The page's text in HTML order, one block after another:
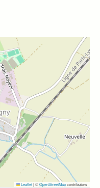
Leaflet|©OpenStreetMapcontributors